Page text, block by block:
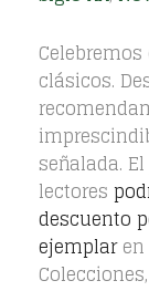
Celebremos
clásicos.
señalada.
lectores
descuento
ejemplaren